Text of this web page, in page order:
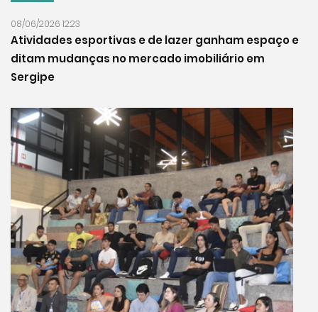
08/06/2026 12:23
Atividades esportivas e de lazer ganham espaço e
ditam mudanças no mercado imobiliário em
Sergipe